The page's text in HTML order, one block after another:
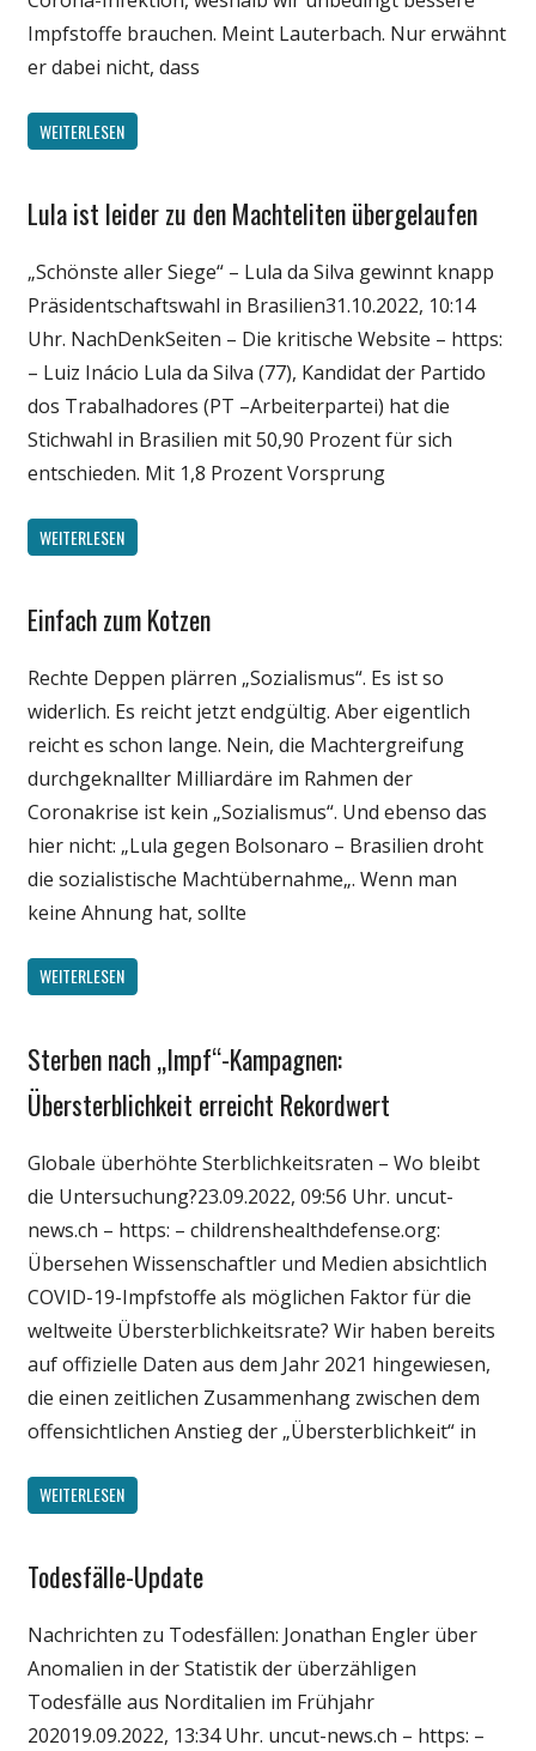
Impfstoffe brauchen. Meint Lauterbach. Nur erwähnt
er dabei nicht, dass
WEITERLESEN
Gesellschaft
Politik
Wirtschaft
Wissenschaft
Lula ist leider zu den Machteliten übergelaufen
„Schönste aller Siege“ – Lula da Silva gewinnt knapp
Präsidentschaftswahl in Brasilien31.10.2022, 10:14
Uhr. NachDenkSeiten – Die kritische Website – https:
– Luiz Inácio Lula da Silva (77), Kandidat der Partido
dos Trabalhadores (PT –Arbeiterpartei) hat die
Stichwahl in Brasilien mit 50,90 Prozent für sich
entschieden. Mit 1,8 Prozent Vorsprung
WEITERLESEN
Gesellschaft
Politik
Wirtschaft
Wissenschaft
Einfach zum Kotzen
Rechte Deppen plärren „Sozialismus“. Es ist so
widerlich. Es reicht jetzt endgültig. Aber eigentlich
reicht es schon lange. Nein, die Machtergreifung
durchgeknallter Milliardäre im Rahmen der
Coronakrise ist kein „Sozialismus“. Und ebenso das
hier nicht: „Lula gegen Bolsonaro – Brasilien droht
die sozialistische Machtübernahme„. Wenn man
keine Ahnung hat, sollte
WEITERLESEN
Gesellschaft
Wirtschaft
Wissenschaft
Sterben nach „Impf“-Kampagnen:
Übersterblichkeit erreicht Rekordwert
Globale überhöhte Sterblichkeitsraten – Wo bleibt
die Untersuchung?23.09.2022, 09:56 Uhr. uncut-
news.ch – https: – childrenshealthdefense.org:
Übersehen Wissenschaftler und Medien absichtlich
COVID-19-Impfstoffe als möglichen Faktor für die
weltweite Übersterblichkeitsrate? Wir haben bereits
auf offizielle Daten aus dem Jahr 2021 hingewiesen,
die einen zeitlichen Zusammenhang zwischen dem
offensichtlichen Anstieg der „Übersterblichkeit“ in
WEITERLESEN
Gesellschaft
Politik
Wirtschaft
Wissenschaft
Todesfälle-Update
Nachrichten zu Todesfällen: Jonathan Engler über
Anomalien in der Statistik der überzähligen
Todesfälle aus Norditalien im Frühjahr
202019.09.2022, 13:34 Uhr. uncut-news.ch – https: –